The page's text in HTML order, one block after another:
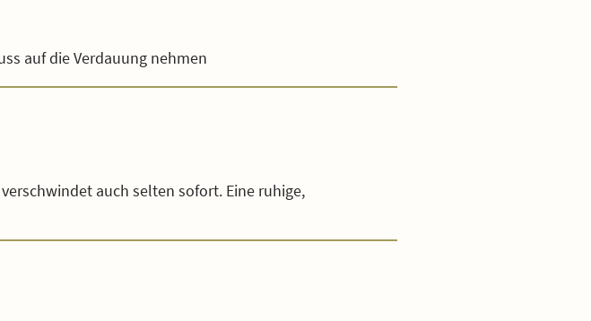
auf die Verdauung nehmen
auch selten sofort. Eine ruhige,